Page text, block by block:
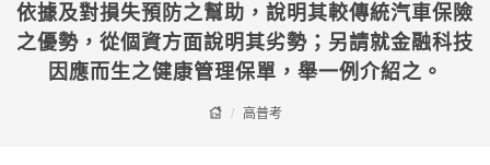
依據及對損失預防之幫助，說明其較傳統汽車保險
之優勢，從個資方面說明其劣勢；另請就金融科技
因應而生之健康管理保單，舉一例介紹之。
高普考